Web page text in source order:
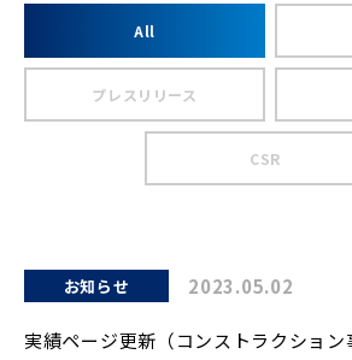
All
プレスリリース
CSR
お知らせ 2023.05.02
実績ページ更新（コンストラクション